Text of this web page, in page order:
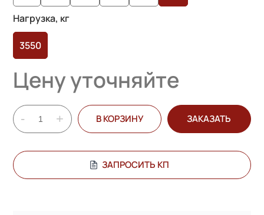
Нагрузка, кг
3550
Цену уточняйте
- + В КОРЗИНУ ЗАКАЗАТЬ
ЗАПРОСИТЬ КП